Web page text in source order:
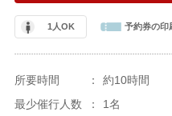
1人OK 予約券の印
所要時間 ：
約10時間
最少催行人数
： 1名